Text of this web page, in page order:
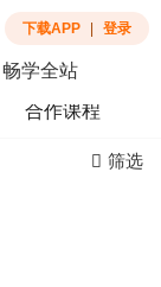
下载APP 登录
畅学全站
合作课程
筛选